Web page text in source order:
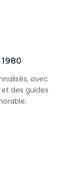
avec
des guides